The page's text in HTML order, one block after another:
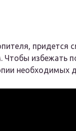
придется
Чтобы избежать
необходимых